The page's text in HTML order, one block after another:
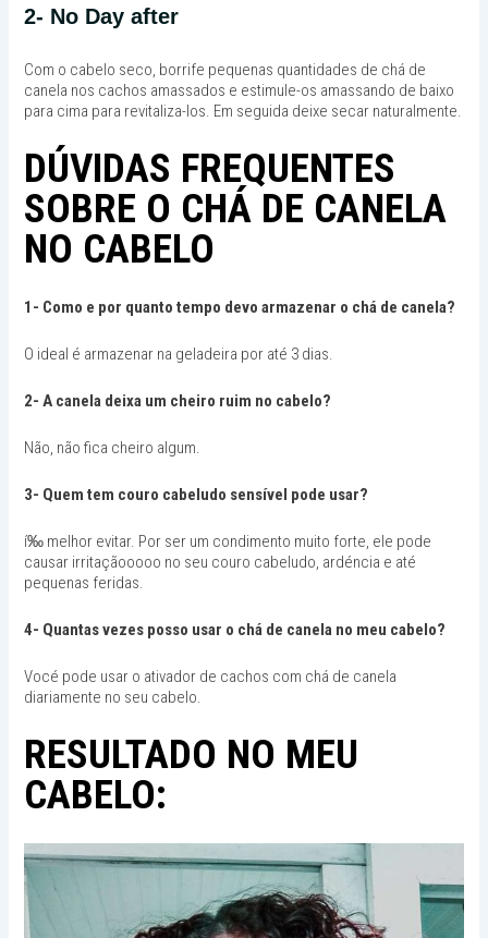
2- No Day after
Com o cabelo seco, borrife pequenas quantidades de chá de
canela nos cachos amassados e estimule-os amassando de baixo
para cima para revitaliza-los. Em seguida deixe secar naturalmente.
DÚVIDAS FREQUENTES
SOBRE O CHÁ DE CANELA
NO CABELO
1- Como e por quanto tempo devo armazenar o chá de canela?
O ideal é armazenar na geladeira por até 3 dias.
2- A canela deixa um cheiro ruim no cabelo?
Não, não fica cheiro algum.
3- Quem tem couro cabeludo sensível pode usar?
í‰ melhor evitar. Por ser um condimento muito forte, ele pode
causar irritaçãooooo no seu couro cabeludo, ardéncia e até
pequenas feridas.
4- Quantas vezes posso usar o chá de canela no meu cabelo?
Vocé pode usar o ativador de cachos com chá de canela
diariamente no seu cabelo.
RESULTADO NO MEU
CABELO: